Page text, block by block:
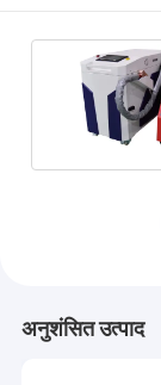
अनुशंसित उत्पाद